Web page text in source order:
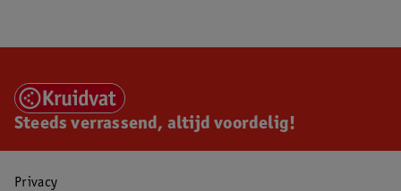
Steeds verrassend, altijd voordelig!
Privacy